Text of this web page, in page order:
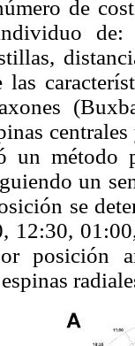
de
las
un método
un
se
12:30,
posición